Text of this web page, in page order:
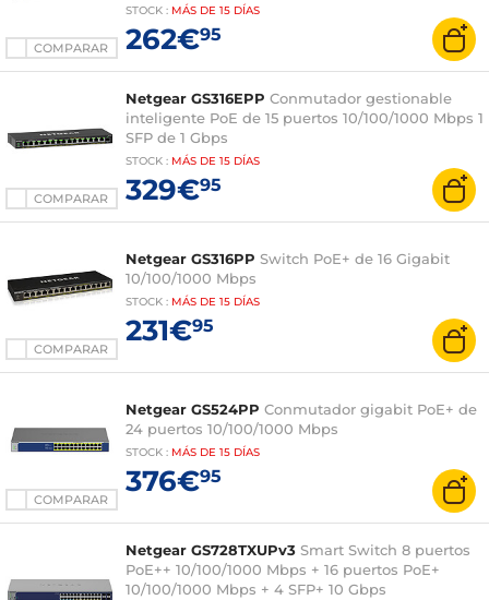
COMPARAR
STOCK : MÁS DE 15 DÍAS
262€95
COMPARAR
Netgear GS316EPP Conmutador gestionable
inteligente PoE de 15 puertos 10/100/1000 Mbps 1
SFP de 1 Gbps
STOCK : MÁS DE 15 DÍAS
329€95
COMPARAR
Netgear GS316PP Switch PoE+ de 16 Gigabit
10/100/1000 Mbps
STOCK : MÁS DE 15 DÍAS
231€95
COMPARAR
Netgear GS524PP Conmutador gigabit PoE+ de
24 puertos 10/100/1000 Mbps
STOCK : MÁS DE 15 DÍAS
376€95
Netgear GS728TXUPv3 Smart Switch 8 puertos
PoE++ 10/100/1000 Mbps + 16 puertos PoE+
10/100/1000 Mbps + 4 SFP+ 10 Gbps